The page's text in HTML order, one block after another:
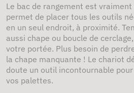
Le bac de rangement est
permet de placer tous les outils
en un seul endroit, à proximité.
aussi chape ou boucle de
votre portée. Plus besoin de
la chape manquante ! Le chariot
doute un outil incontournable
vos palettes.